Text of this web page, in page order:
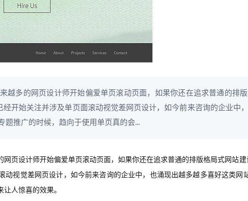
越多的网页设计师开始偏爱单页滚动页面，如果你还在追求普通的排
开始关注并涉及单页面滚动视觉差网页设计，如今前来咨询的企业中
题推广的时候，趋向于使用单页真的会...
页设计师开始偏爱单页滚动页面，如果你还在追求普通的排版格局式网站
动视觉差网页设计，如今前来咨询的企业中，也涌现出越多越多喜好这类网
人惊喜的效果。